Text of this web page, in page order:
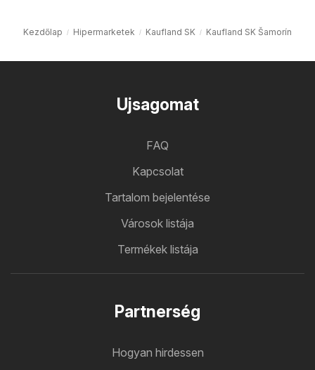
Kezdőlap Hipermarketek Kaufland SK Kaufland SK Šamorín
Ujsagomat
FAQ
Kapcsolat
Tartalom bejelentése
Városok listája
Termékek listája
Partnerség
Hogyan hirdessen